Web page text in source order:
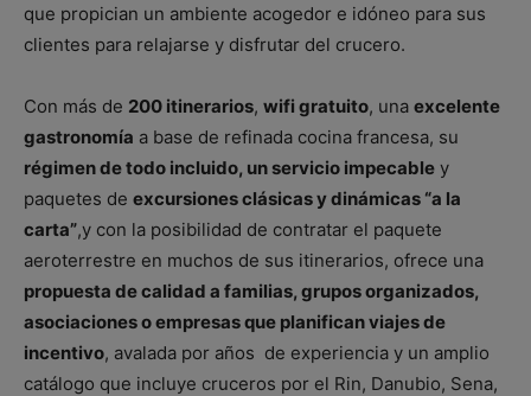
que propician un ambiente acogedor e idóneo para sus
clientes para relajarse y disfrutar del crucero.
Con más de 200 itinerarios, wifi gratuito, una excelente
gastronomía a base de refinada cocina francesa, su
régimen de todo incluido, un servicio impecable y
paquetes de excursiones clásicas y dinámicas “a la
carta”,y con la posibilidad de contratar el paquete
aeroterrestre en muchos de sus itinerarios, ofrece una
propuesta de calidad a familias, grupos organizados,
asociaciones o empresas que planifican viajes de
incentivo, avalada por años de experiencia y un amplio
catálogo que incluye cruceros por el Rin, Danubio, Sena,